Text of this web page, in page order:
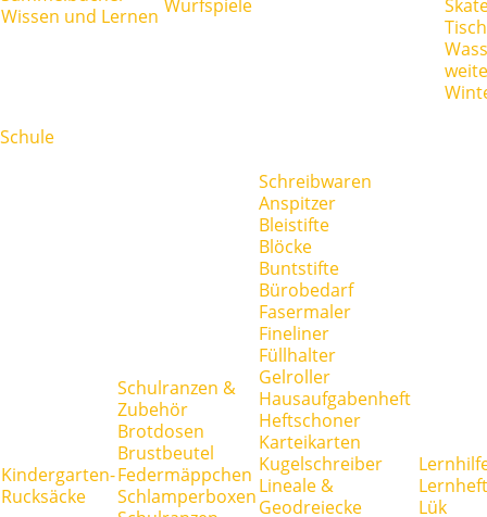
Wissen und Lernen Wurfspiele
Schule
Kindergarten-
Rucksäcke
Schulranzen &
Zubehör
Brotdosen
Brustbeutel
Federmäppchen
Schlamperboxen
Schreibwaren
Anspitzer
Bleistifte
Blöcke
Buntstifte
Bürobedarf
Fasermaler
Fineliner
Füllhalter
Gelroller
Hausaufgabenheft
Heftschoner
Karteikarten
Kugelschreiber
Lineale &
Geodreiecke
Lük